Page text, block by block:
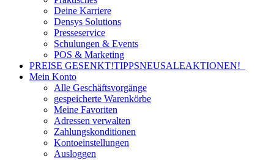
Deine Karriere
Densys Solutions
Presseservice
Schulungen & Events
POS & Marketing
PREISE GESENKT!TIPPSNEUSALEAKTIONEN!
Mein Konto
Alle Geschäftsvorgänge
gespeicherte Warenkörbe
Meine Favoriten
Adressen verwalten
Zahlungskonditionen
Kontoeinstellungen
Ausloggen